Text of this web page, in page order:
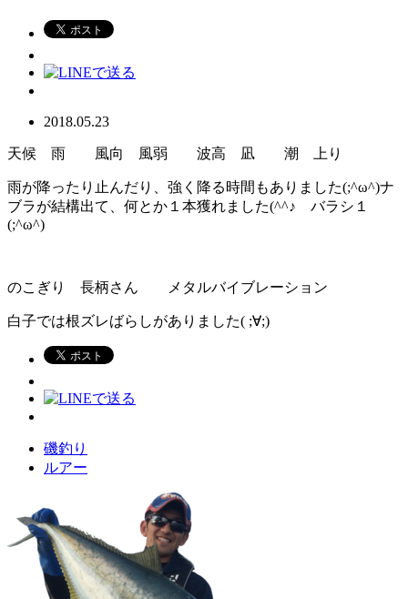
2018.05.23
天候 雨 風向 風弱 波高 凪 潮 上り
雨が降ったり止んだり、強く降る時間もありました(;^ω^)ナ
ブラが結構出て、何とか１本獲れました(^^♪ バラシ１
(;^ω^)
のこぎり 長柄さん メタルバイブレーション
白子では根ズレばらしがありました( ;∀;)
磯釣り
ルアー